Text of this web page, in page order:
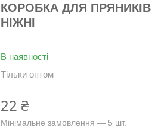
КОРОБКА ДЛЯ
НІЖНІ
В наявності
Тільки оптом
22 ₴
Мінімальне замовлення — 5 шт.